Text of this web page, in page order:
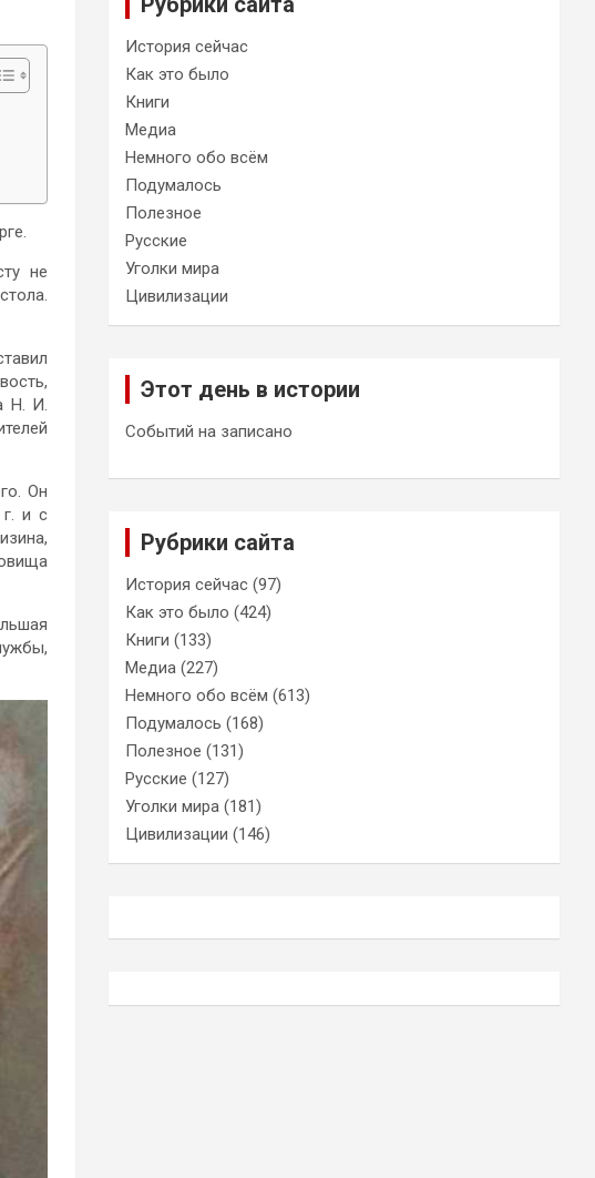
не
Н. И.
Он
г. и с
История сейчас
Как это было
Книги
Медиа
Немного обо всём
Подумалось
Полезное
Русские
Уголки мира
Цивилизации
Этот день в истории
Событий на записано
Рубрики сайта
История сейчас (97)
Как это было (424)
Книги (133)
Медиа (227)
Немного обо всём (613)
Подумалось (168)
Полезное (131)
Русские (127)
Уголки мира (181)
Цивилизации (146)